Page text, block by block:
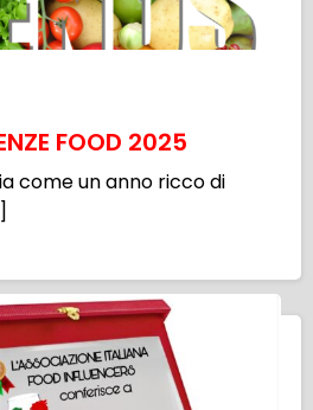
FOOD 2025
come un anno ricco di